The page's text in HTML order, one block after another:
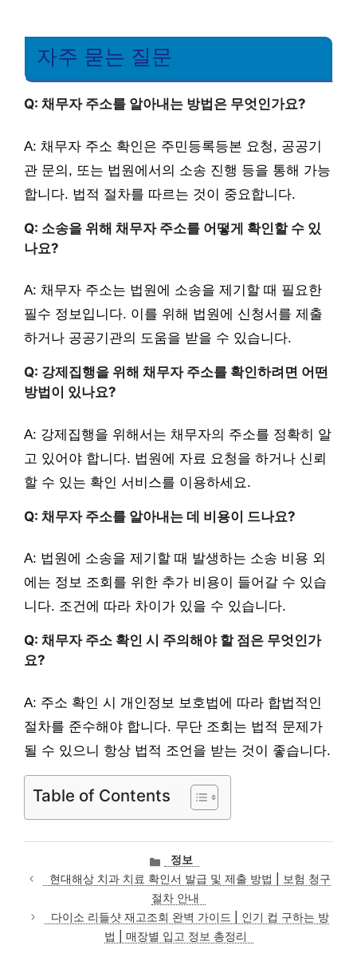
자주 묻는 질문
Q: 채무자 주소를 알아내는 방법은 무엇인가요?
A: 채무자 주소 확인은 주민등록등본 요청, 공공기
관 문의, 또는 법원에서의 소송 진행 등을 통해 가능
합니다. 법적 절차를 따르는 것이 중요합니다.
Q: 소송을 위해 채무자 주소를 어떻게 확인할 수 있
나요?
A: 채무자 주소는 법원에 소송을 제기할 때 필요한
필수 정보입니다. 이를 위해 법원에 신청서를 제출
하거나 공공기관의 도움을 받을 수 있습니다.
Q: 강제집행을 위해 채무자 주소를 확인하려면 어떤
방법이 있나요?
A: 강제집행을 위해서는 채무자의 주소를 정확히 알
고 있어야 합니다. 법원에 자료 요청을 하거나 신뢰
할 수 있는 확인 서비스를 이용하세요.
Q: 채무자 주소를 알아내는 데 비용이 드나요?
A: 법원에 소송을 제기할 때 발생하는 소송 비용 외
에는 정보 조회를 위한 추가 비용이 들어갈 수 있습
니다. 조건에 따라 차이가 있을 수 있습니다.
Q: 채무자 주소 확인 시 주의해야 할 점은 무엇인가
요?
A: 주소 확인 시 개인정보 보호법에 따라 합법적인
절차를 준수해야 합니다. 무단 조회는 법적 문제가
될 수 있으니 항상 법적 조언을 받는 것이 좋습니다.
Table of Contents
카
테
고
리
정보
현대해상 치과 치료 확인서 발급 및 제출 방법 | 보험 청구
절차 안내
다이소 리들샷 재고조회 완벽 가이드 | 인기 컵 구하는 방
법 | 매장별 입고 정보 총정리